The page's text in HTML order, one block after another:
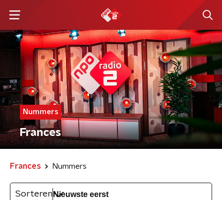
Nummers
Frances
Frances Nummers
Sorteren